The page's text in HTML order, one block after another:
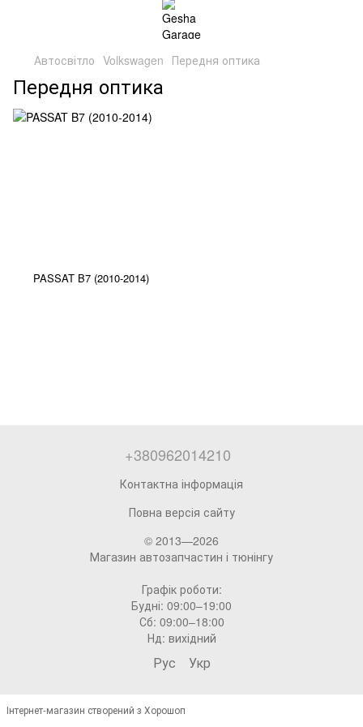
Автосвітло Volkswagen Передня оптика
Передня оптика
PASSAT B7 (2010-2014)
+380962014210
Контактна інформація
Повна версія сайту
© 2013—2026
Магазин автозапчастин і тюнінгу
Графік роботи:
Будні: 09:00–19:00
Сб: 09:00–18:00
Нд: вихідний
Рус Укр
Інтернет-магазин створений з Хорошоп